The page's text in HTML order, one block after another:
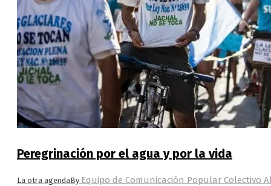
Peregrinación por el agua y por la vida
La otra agendaBy Equipo de Comunicación Popular Colectivo